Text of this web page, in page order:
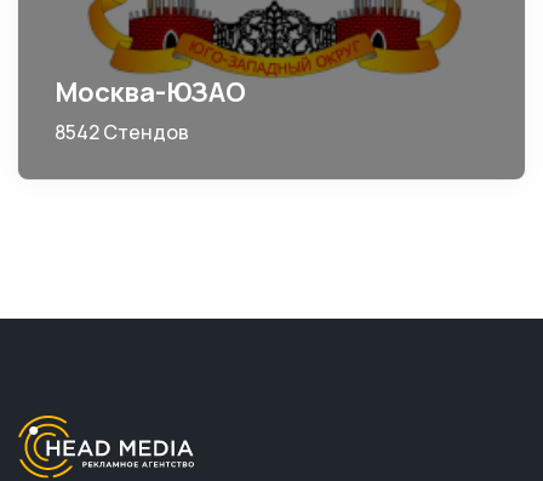
Москва-ЮЗАО
8542 Стендов